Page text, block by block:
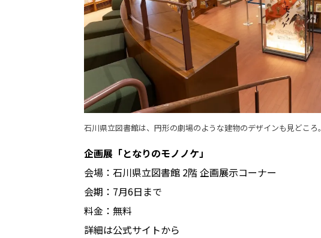
石川県立図書館は、円形の劇場のような建物のデザインも見どころ。
企画展「となりのモノノケ」
会場：石川県立図書館 2階 企画展示コーナー
会期：7月6日まで
料金：無料
詳細は公式サイトから